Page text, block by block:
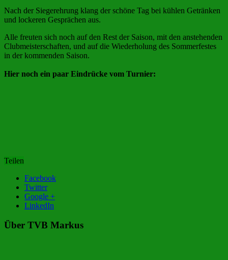
Nach der Siegerehrung klang der schöne Tag bei kühlen Getränken
und lockeren Gesprächen aus.
Alle freuten sich noch auf den Rest der Saison, mit den anstehenden
Clubmeisterschaften, und auf die Wiederholung des Sommerfestes
in der kommenden Saison.
Hier noch ein paar Eindrücke vom Turnier:
Teilen
Facebook
Twitter
Google +
LinkedIn
Über TVB Markus